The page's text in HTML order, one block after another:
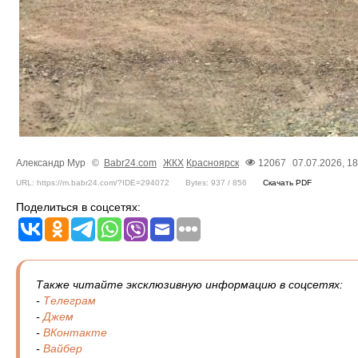
Александр Мур © Babr24.com ЖКХ Красноярск 12067 07.07.2026,
URL: https://m.babr24.com/?IDE=294072 Bytes: 937 / 856 Скачать PDF
Поделиться в соцсетях:
Также читайте эксклюзивную информацию в соцсетях:
- Телеграм
-Джем
- ВКонтакте
- Вайбер